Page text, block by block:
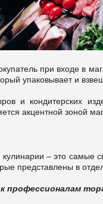
при входе в
упаковывает и
и кондитерских
акцентной зоной
– это самые
представлены в
профессионалам